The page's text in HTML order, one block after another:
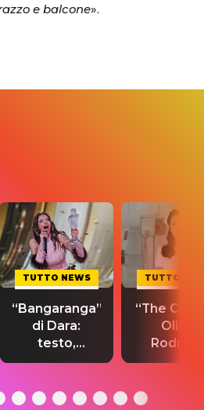
e balcone».
TUTTO NEWS
“Bangaranga”
di Dara:
testo,
traduzione e
del singolo
TUTTO
“The
Olivia
testo,